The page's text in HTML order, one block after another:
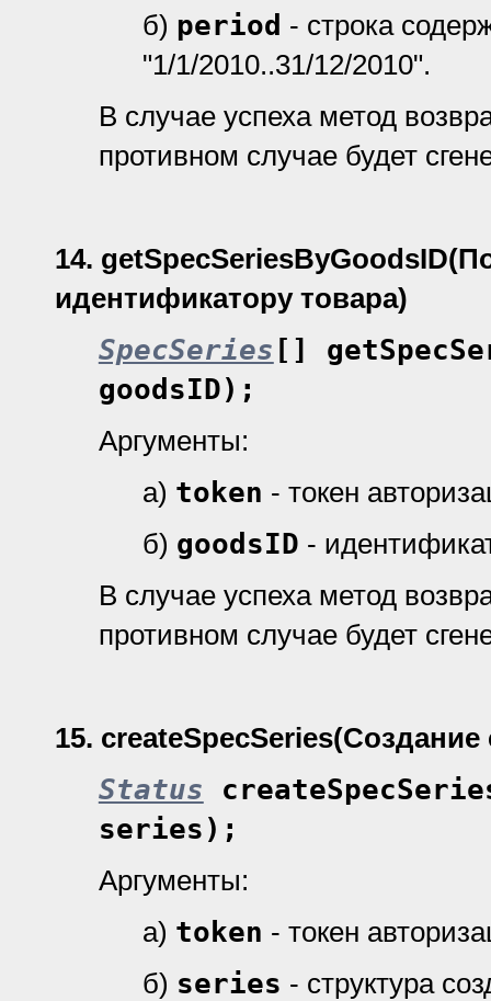
б) period - строка
"1/1/2010..31/12/2010".
В случае успеха метод
противном случае будет
14. getSpecSeriesByGoodsID
идентификатору товара)
SpecSeries []
goodsID);
Аргументы:
а) token - токен
б) goodsID -
В случае успеха метод
противном случае будет
15. createSpecSeries(Создание
Status
series);
Аргументы:
а) token - токен
б) series - структура